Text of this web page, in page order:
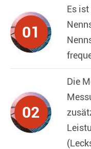
01
Es
02
Die